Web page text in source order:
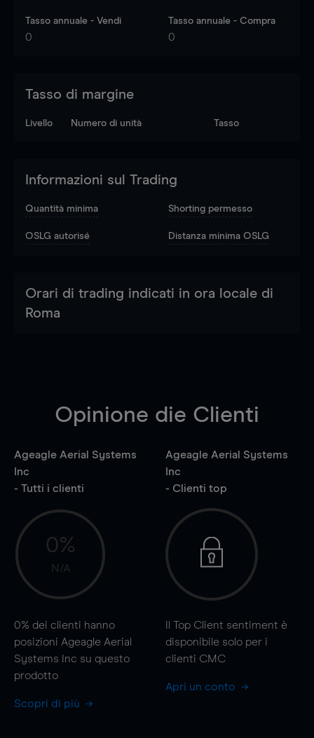
Tasso annuale - Vendi
0
Tasso annuale - Compra
0
Tasso di margine
Livello Numero di unità Tasso
Informazioni sul Trading
Quantità minima Shorting permesso
OSLG autorisé Distanza minima OSLG
Orari di trading indicati in ora locale di
Roma
Opinione die Clienti
Ageagle Aerial Systems
Inc
- Tutti i clienti
0%
N/A
0% dei clienti hanno
posizioni Ageagle Aerial
Systems Inc su questo
prodotto
Scopri di più
Ageagle Aerial Systems
Inc
- Clienti top
Il Top Client sentiment è
disponibile solo per i
clienti CMC
Apri un conto